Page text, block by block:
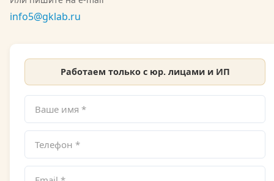
Росгидромета можно ознакомиться на сайте.
info5@gklab.ru
Работаем только с юр. лицами и ИП